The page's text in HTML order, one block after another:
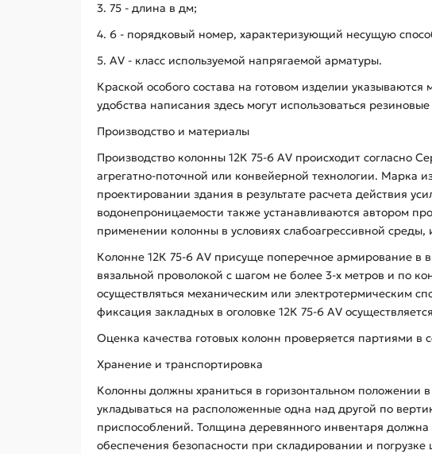
3. 75 - длина в дм;
4. 6 - порядковый номер, характеризующий несущую
5. AV - класс используемой напрягаемой арматуры.
Краской особого состава на готовом изделии
удобства написания здесь могут использоваться
Производство и материалы
Производство колонны 12К 75-6 АV происходит согласно
агрегатно-поточной или конвейерной технологии. Марка
проектировании здания в результате расчета действия
водонепроницаемости также устанавливаются автором
применении колонны в условиях слабоагрессивной
Колонне 12К 75-6 АV присуще поперечное армирование в
вязальной проволокой с шагом не более 3-х метров и по
осуществляться механическим или электротермическим
фиксация закладных в оголовке 12К 75-6 АV
Оценка качества готовых колонн проверяется партиями
Хранение и транспортировка
Колонны должны храниться в горизонтальном положении
укладываться на расположенные одна над другой по
приспособлений. Толщина деревянного инвентаря
обеспечения безопасности при складировании и